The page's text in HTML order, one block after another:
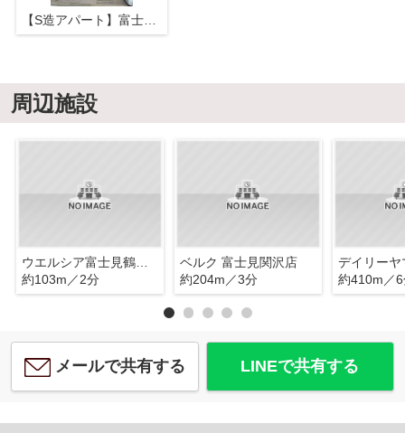
【S造アパート】富士見市鶴馬2丁目
周辺施設
ウエルシア富士見鶴馬店
約103m／2分
ベルク 富士見関沢店
約204m／3分
約410m／
メールで共有する LINEで共有する